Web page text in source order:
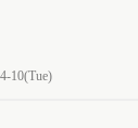
10(Tue)